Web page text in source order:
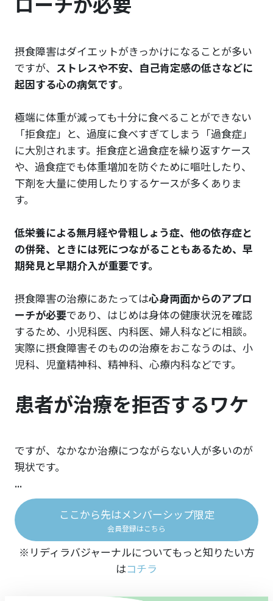
摂食障害はダイエットがきっかけになることが多い
ですが、 ストレスや不安、自己肯定感の低さなどに
起因する心の病気です。
極端に体重が減っても十分に食べることができない
「拒食症」と、過度に食べすぎてしまう「過食症」
に大別されます。拒食症と過食症を繰り返すケース
や、過食症でも体重増加を防ぐために嘔吐したり、
下剤を大量に使用したりするケースが多くありま
す。
低栄養による無月経や骨粗しょう症、他の依存症と
の併発、ときには死につながることもあるため、早
期発見と早期介入が重要です。
摂食障害の治療にあたっては心身両面からのアプロ
ーチが必要であり、はじめは身体の健康状況を確認
するため、小児科医、内科医、婦人科などに相談。
実際に摂食障害そのものの治療をおこなうのは、小
児科、児童精神科、精神科、心療内科などです。
患者が治療を拒否するワケ
ですが、なかなか治療につながらない人が多いのが
現状です。
...
ここから先はメンバーシップ限定
会員登録はこちら
※リディラバジャーナルについてもっと知りたい方
はコチラ